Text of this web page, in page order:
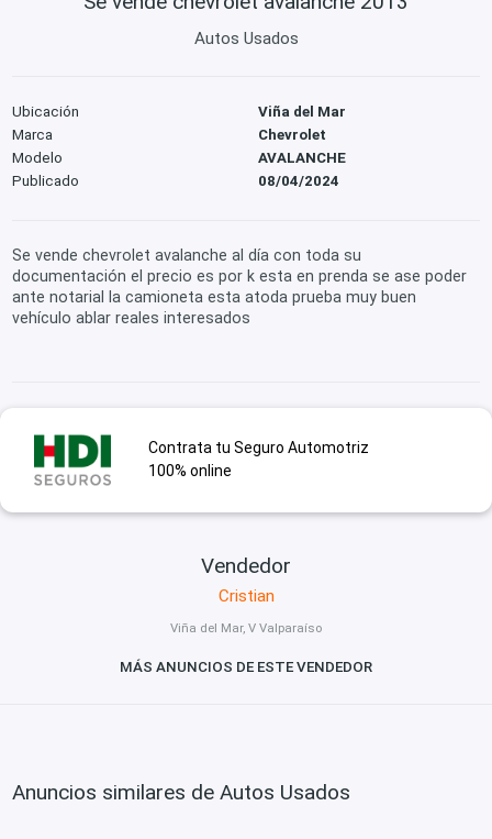
Autos Usados
Ubicación
Viña del Mar
Marca
Chevrolet
Modelo
AVALANCHE
Publicado
08/04/2024
Se vende chevrolet avalanche al día con toda su
documentación el precio es por k esta en prenda se ase poder
ante notarial la camioneta esta atoda prueba muy buen
vehículo ablar reales interesados
Contrata tu Seguro Automotriz
100% online
Vendedor
Cristian
Viña del Mar, V Valparaíso
MÁS ANUNCIOS DE ESTE VENDEDOR
Anuncios similares de Autos Usados